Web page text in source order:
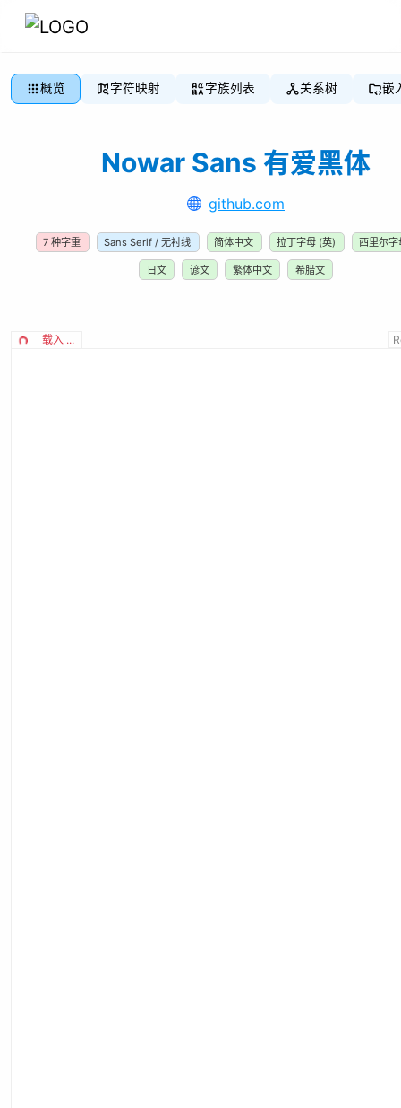
概览 字符映射 字族列表 关系树 嵌
Nowar Sans 有爱黑体
github.com
7 种字重 Sans Serif / 无衬线 简体中文 拉丁字母 (英) 西里尔
日文 谚文 繁体中文 希腊文
载入 ...